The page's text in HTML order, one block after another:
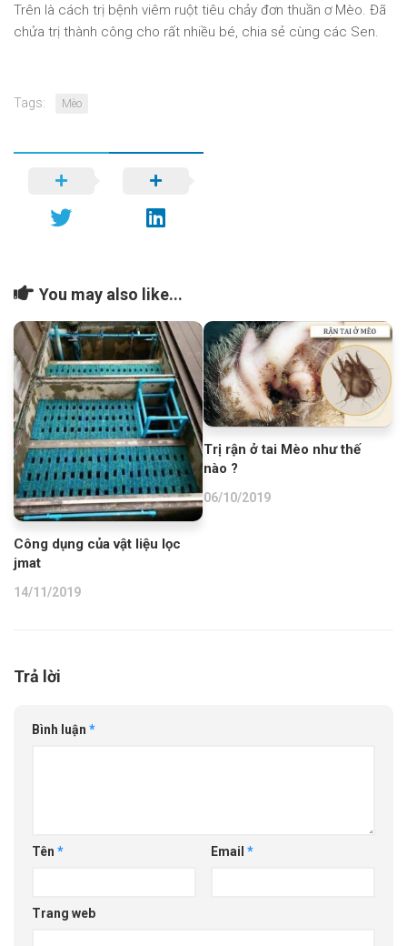
Trên là cách trị bệnh viêm ruột tiêu chảy đơn thuần ơ Mèo. Đã
chửa trị thành công cho rất nhiều bé, chia sẻ cùng các Sen.
Tags: Mèo
You may also like...
Công dụng của vật liệu lọc
jmat
14/11/2019
Trị rận ở tai Mèo như thế
nào ?
06/10/2019
Trả lời
Bình luận *
Tên * Email *
Trang web